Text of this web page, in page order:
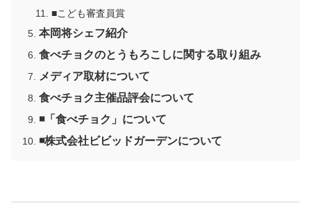
■こども審査員賞
本岡将シェフ紹介
食べチョクのとうもろこしに関する取り組み
メディア取材について
食べチョク主催品評会について
◾️「食べチョク」について
◾️株式会社ビビッドガーデンについて